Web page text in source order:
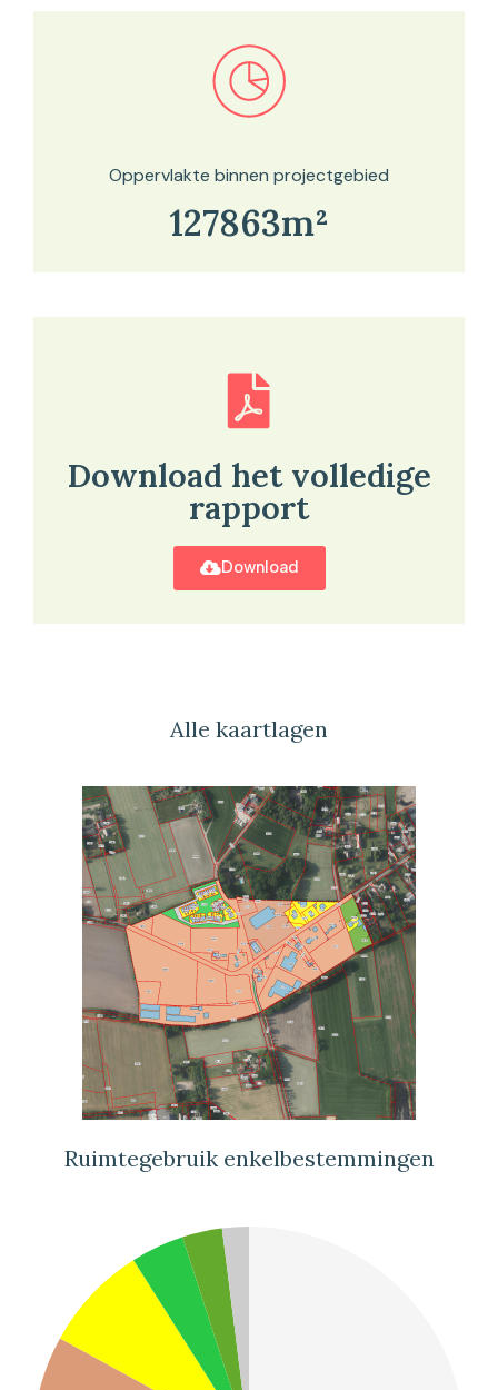
Bekijk in onze kaartviewer
Oppervlakte binnen projectgebied
127863m²
Download het volledige
rapport
Download
Alle kaartlagen
Ruimtegebruik enkelbestemmingen